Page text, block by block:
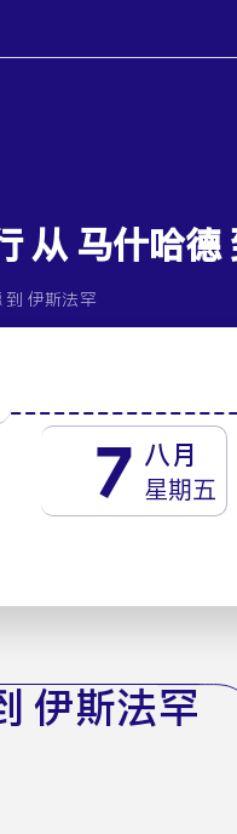
从 马什哈德
到 伊斯法罕
7 八月
星期五
伊斯法罕